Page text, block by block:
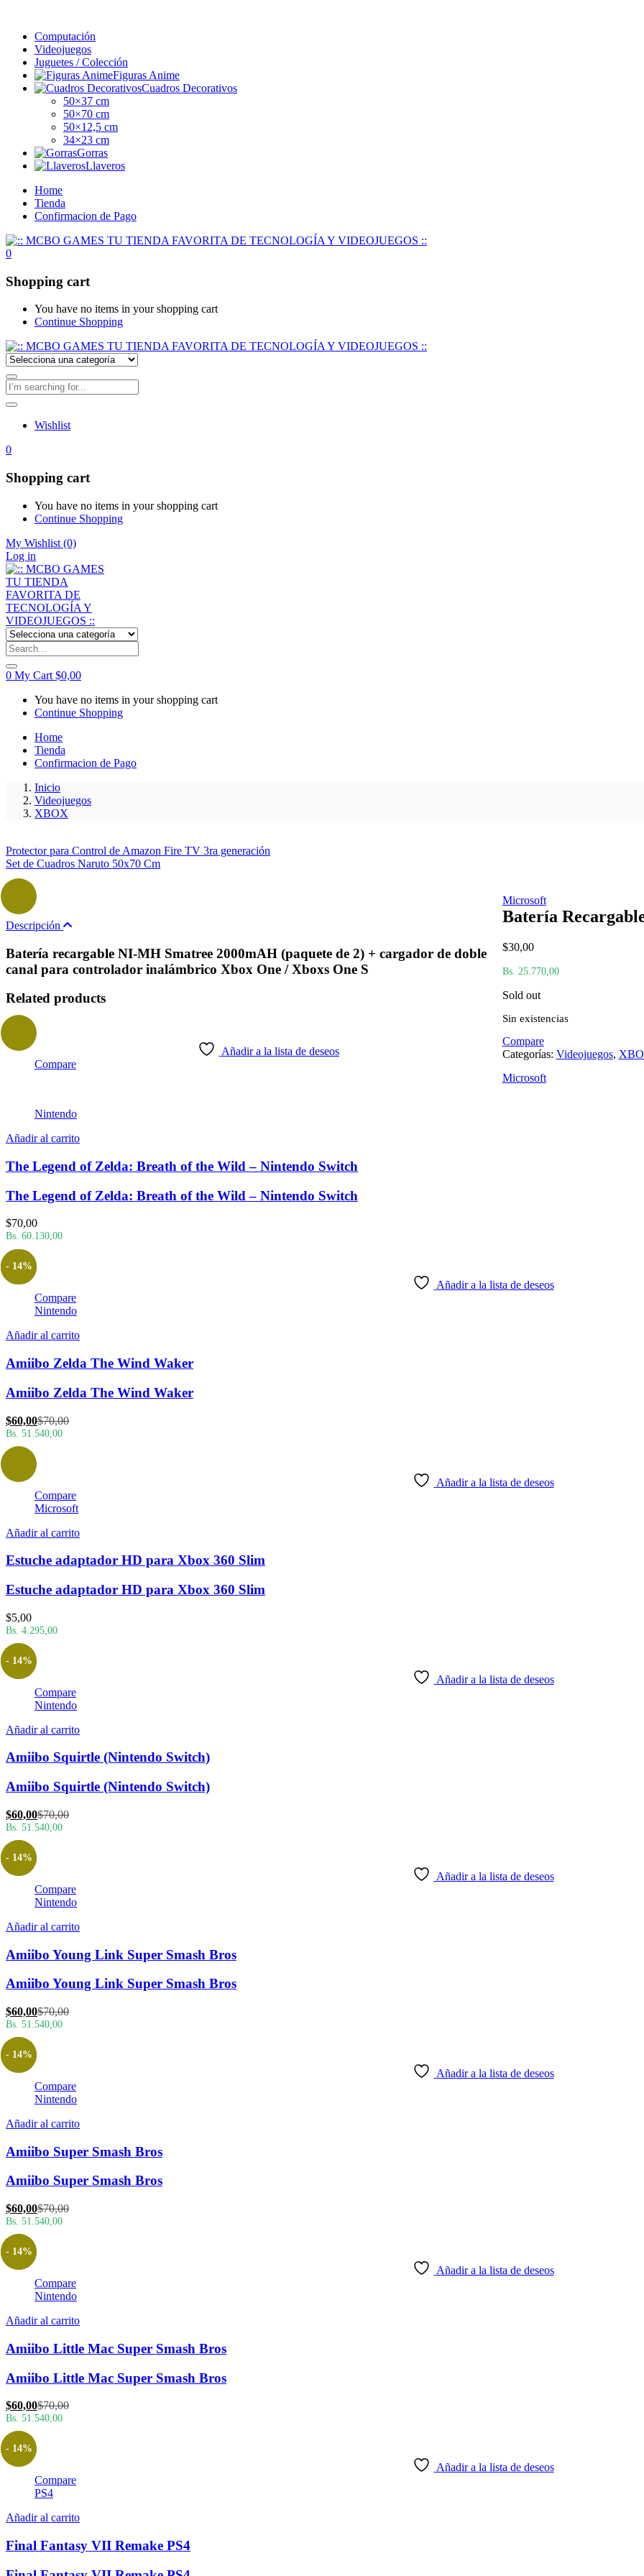
Computación
Videojuegos
Juguetes / Colección
Figuras Anime
Cuadros Decorativos
50×37 cm
50×70 cm
50×12,5 cm
34×23 cm
Gorras
Llaveros
Home
Tienda
Confirmacion de Pago
0
Shopping cart
You have no items in your shopping cart
Continue Shopping
Wishlist
0
Shopping cart
You have no items in your shopping cart
Continue Shopping
My Wishlist (0)
Log in
0 My Cart $0,00
You have no items in your shopping cart
Continue Shopping
Home
Tienda
Confirmacion de Pago
Inicio
Videojuegos
XBOX
Protector para Control de Amazon Fire TV 3ra generación
Set de Cuadros Naruto 50x70 Cm
Microsoft
Batería
$30,00
Bs. 25.770,00
Sold out
Sin existencias
Compare
Categorías: Videojuegos,
Microsoft
Descripción
Batería recargable NI-MH Smatree 2000mAH (paquete de 2) + cargador de doble
canal para controlador inalámbrico Xbox One / Xboxs One S
Related products
Añadir a la lista de deseos
Compare
Nintendo
Añadir al carrito
The Legend of Zelda: Breath of the Wild – Nintendo Switch
The Legend of Zelda: Breath of the Wild – Nintendo Switch
$70,00
Bs. 60.130,00
Añadir a la lista de deseos
Compare
Nintendo
Añadir al carrito
Amiibo Zelda The Wind Waker
Amiibo Zelda The Wind Waker
$60,00El
precio
$70,00El
Bs. 51.540,00
- 14%
Añadir a la lista de deseos
Compare
Microsoft
Añadir al carrito
Estuche adaptador HD para Xbox 360 Slim
Estuche adaptador HD para Xbox 360 Slim
$5,00
Bs. 4.295,00
Añadir a la lista de deseos
Compare
Nintendo
Añadir al carrito
Amiibo Squirtle (Nintendo Switch)
Amiibo Squirtle (Nintendo Switch)
$60,00El
precio
$70,00El
Bs. 51.540,00
- 14%
Añadir a la lista de deseos
Compare
Nintendo
Añadir al carrito
Amiibo Young Link Super Smash Bros
Amiibo Young Link Super Smash Bros
$60,00El
precio
$70,00El
Bs. 51.540,00
- 14%
Añadir a la lista de deseos
Compare
Nintendo
Añadir al carrito
Amiibo Super Smash Bros
Amiibo Super Smash Bros
$60,00El
precio
$70,00El
Bs. 51.540,00
- 14%
Añadir a la lista de deseos
Compare
Nintendo
Añadir al carrito
Amiibo Little Mac Super Smash Bros
Amiibo Little Mac Super Smash Bros
$60,00El
precio
$70,00El
Bs. 51.540,00
- 14%
Añadir a la lista de deseos
Compare
PS4
Añadir al carrito
Final Fantasy VII Remake PS4
- 14%